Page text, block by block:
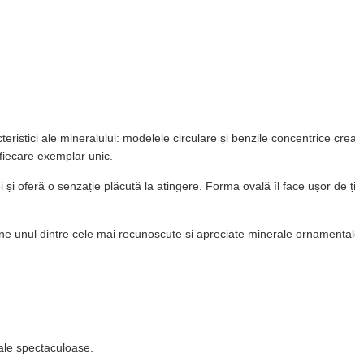
ale mineralului: modelele circulare și benzile concentrice
exemplar unic.
oferă o senzație plăcută la atingere. Forma ovală îl face ușor
unul dintre cele mai recunoscute și apreciate minerale
spectaculoase.